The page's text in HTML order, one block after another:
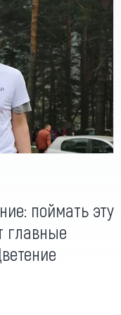
поймать эту
главные